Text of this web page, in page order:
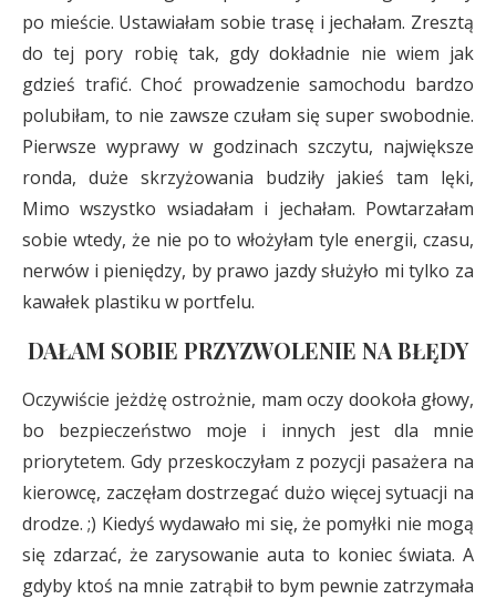
po mieście. Ustawiałam sobie trasę i jechałam. Zresztą
do tej pory robię tak, gdy dokładnie nie wiem jak
gdzieś trafić. Choć prowadzenie samochodu bardzo
polubiłam, to nie zawsze czułam się super swobodnie.
Pierwsze wyprawy w godzinach szczytu, największe
ronda, duże skrzyżowania budziły jakieś tam lęki,
Mimo wszystko wsiadałam i jechałam. Powtarzałam
sobie wtedy, że nie po to włożyłam tyle energii, czasu,
nerwów i pieniędzy, by prawo jazdy służyło mi tylko za
kawałek plastiku w portfelu.
DAŁAM SOBIE PRZYZWOLENIE NA BŁĘDY
Oczywiście jeżdżę ostrożnie, mam oczy dookoła głowy,
bo bezpieczeństwo moje i innych jest dla mnie
priorytetem. Gdy przeskoczyłam z pozycji pasażera na
kierowcę, zaczęłam dostrzegać dużo więcej sytuacji na
drodze. ;) Kiedyś wydawało mi się, że pomyłki nie mogą
się zdarzać, że zarysowanie auta to koniec świata. A
gdyby ktoś na mnie zatrąbił to bym pewnie zatrzymała